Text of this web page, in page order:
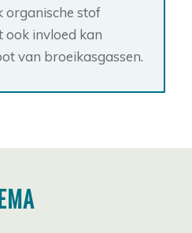
organische stof
ook invloed kan
van broeikasgassen.